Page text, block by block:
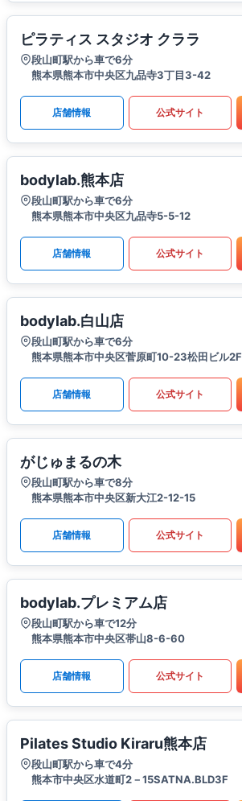
ピラティス スタジオ クララ
段山町駅から車で6分
熊本県熊本市中央区九品寺3丁目3-42
店舗情報 公式サイト
bodylab.熊本店
段山町駅から車で6分
熊本県熊本市中央区九品寺5-5-12
店舗情報 公式サイト
bodylab.白山店
段山町駅から車で6分
熊本県熊本市中央区菅原町10-23松田ビル2F
店舗情報 公式サイト
がじゅまるの木
段山町駅から車で8分
熊本県熊本市中央区新大江2-12-15
店舗情報 公式サイト
bodylab.プレミアム店
段山町駅から車で12分
熊本県熊本市中央区帯山8-6-60
店舗情報 公式サイト
Pilates Studio Kiraru熊本店
段山町駅から車で4分
熊本市中央区水道町2－15SATNA.BLD3F